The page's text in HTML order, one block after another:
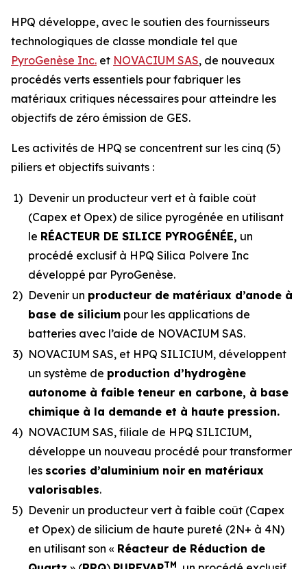
HPQ développe, avec le soutien des fournisseurs
technologiques de classe mondiale tel que
PyroGenèse Inc. et NOVACIUM SAS, de nouveaux
procédés verts essentiels pour fabriquer les
matériaux critiques nécessaires pour atteindre les
objectifs de zéro émission de GES.
Les activités de HPQ se concentrent sur les cinq (5)
piliers et objectifs suivants :
1) Devenir un producteur vert et à faible coût
(Capex et Opex) de silice pyrogénée en utilisant
le RÉACTEUR DE SILICE PYROGÉNÉE, un
procédé exclusif à HPQ Silica Polvere Inc
développé par PyroGenèse.
2) Devenir un producteur de matériaux d’anode à
base de silicium pour les applications de
batteries avec l’aide de NOVACIUM SAS.
3) NOVACIUM SAS, et HPQ SILICIUM, développent
un système de production d’hydrogène
autonome à faible teneur en carbone, à base
chimique à la demande et à haute pression.
4) NOVACIUM SAS, filiale de HPQ SILICIUM,
développe un nouveau procédé pour transformer
les scories d’aluminium noir en matériaux
valorisables.
5) Devenir un producteur vert à faible coût (Capex
et Opex) de silicium de haute pureté (2N+ à 4N)
en utilisant son « Réacteur de Réduction de
TM